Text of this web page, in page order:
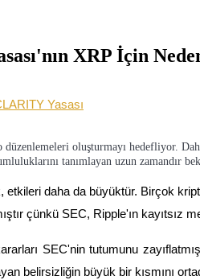
komisyonlarının tadını çıkarın
XRP İçin
Yasası
düzenlemeleri oluşturmayı hedefliyor.
tanımlayan uzun zamandır
etkileri daha da büyüktür. Birçok
çünkü SEC, Ripple'ın kayıtsız
SEC'nin tutumunu
belirsizliğin büyük bir kısmını